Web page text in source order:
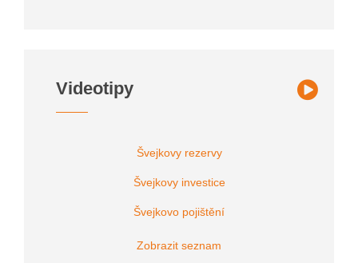
Videotipy
Švejkovy rezervy
Švejkovy investice
Švejkovo pojištění
Zobrazit seznam